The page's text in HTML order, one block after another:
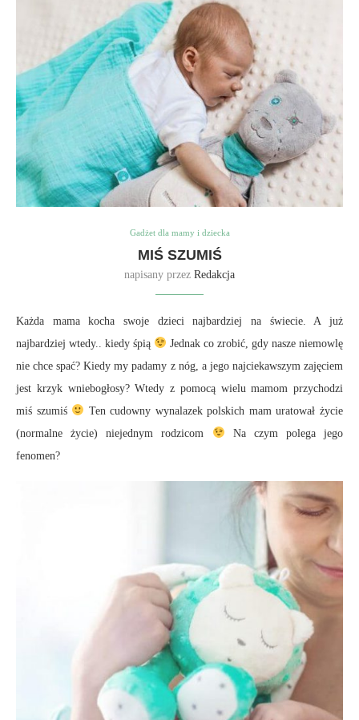
Gadżet dla mamy i dziecka
MIŚ SZUMIŚ
napisany przez Redakcja
Każda mama kocha swoje dzieci najbardziej na świecie. A już
najbardziej wtedy.. kiedy śpią
Jednak co zrobić, gdy nasze niemowlę
nie chce spać? Kiedy my padamy z nóg, a jego najciekawszym zajęciem
jest krzyk wniebogłosy? Wtedy z pomocą wielu mamom przychodzi
miś szumiś
Ten cudowny wynalazek polskich mam uratował życie
(normalne życie) niejednym rodzicom
Na czym polega jego
fenomen?